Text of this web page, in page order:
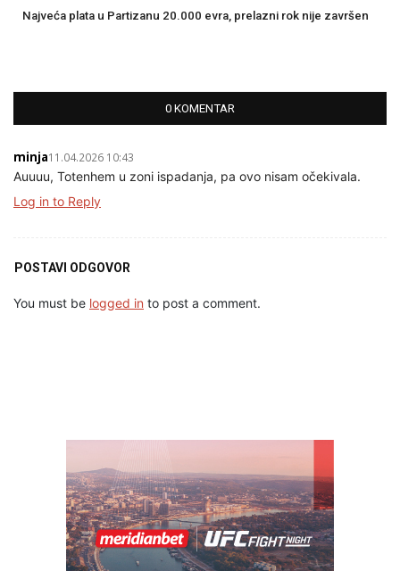
Najveća plata u Partizanu 20.000 evra, prelazni rok nije završen
0 KOMENTAR
minja11.04.2026 10:43
Auuuu, Totenhem u zoni ispadanja, pa ovo nisam očekivala.
Log in to Reply
POSTAVI ODGOVOR
You must be logged in to post a comment.